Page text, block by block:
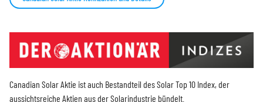
Canadian Solar Aktie ist auch Bestandteil des Solar Top 10 Index, der
aussichtsreiche Aktien aus der Solarindustrie bündelt.